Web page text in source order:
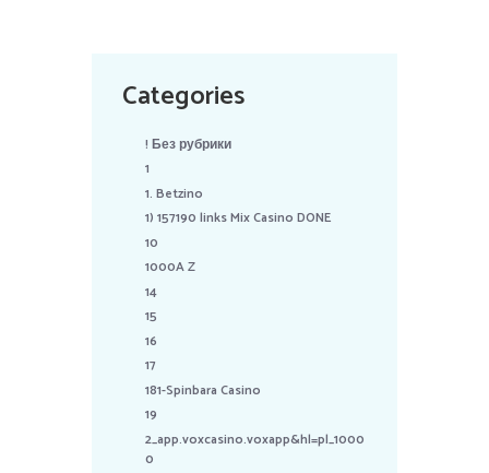
Categories
! Без рубрики
1
1. Betzino
1) 157190 links Mix Casino DONE
10
1000A Z
14
15
16
17
181-Spinbara Casino
19
2_app.voxcasino.voxapp&hl=pl_1000
0